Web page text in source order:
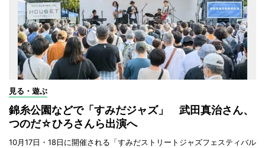
見る・遊ぶ
錦糸公園などで「すみだジャズ」 武田真治さん、
つのだ☆ひろさんら出演へ
10月17日・18日に開催される「すみだストリートジャズフェスティバル